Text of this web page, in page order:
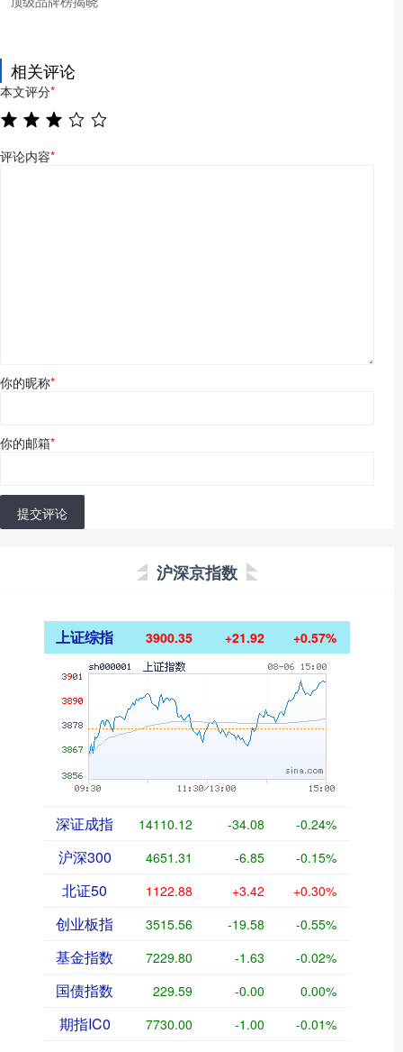
相关评论
本文评分*
评论内容*
你的昵称*
你的邮箱*
提交评论
沪深京指数
上证综指 3900.35 +21.92 +0.57%
深证成指 14110.12 -34.08 -0.24%
沪深300 4651.31 -6.85 -0.15%
北证50 1122.88 +3.42 +0.30%
创业板指 3515.56 -19.58 -0.55%
基金指数 7229.80 -1.63 -0.02%
国债指数 229.59 -0.00 0.00%
期指IC0 7730.00 -1.00 -0.01%